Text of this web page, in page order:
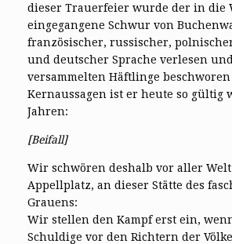
dieser Trauerfeier wurde der in die
eingegangene Schwur von
französischer, russischer,
und deutscher Sprache verlesen
versammelten Häftlinge
Kernaussagen ist er heute so gültig
Jahren:
[Beifall]
Wir schwören deshalb vor aller
Appellplatz, an dieser Stätte des
Grauens:
Wir stellen den Kampf erst ein,
Schuldige vor den Richtern der